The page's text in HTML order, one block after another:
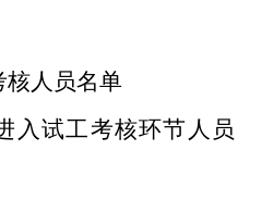
核人员名单
入试工考核环节人员